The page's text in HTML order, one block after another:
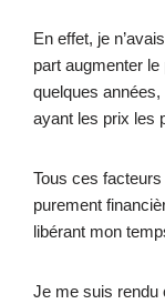
En effet, je
part augmenter
quelques
ayant les prix les
Tous ces
purement
libérant mon
Je me suis rendu